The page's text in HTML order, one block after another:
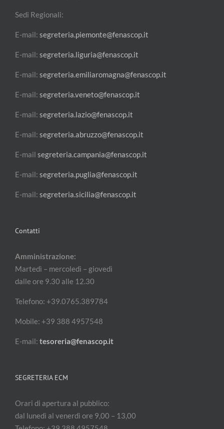
Sedi Regionali:
E-mail: segreteria.piemonte@fenascop.it
E-mail: segreteria.liguria@fenascop.it
E-mail: segreteria.emiliaromagna@fenascop.it
E-mail: segreteria.veneto@fenascop.it
E-mail: segreteria.lazio@fenascop.it
E-mail: segreteria.abruzzo@fenascop.it
E-mail segreteria.campania@fenascop.it
E-mail: segreteria.puglia@fenascop.it
E-mail: segreteria.sicilia@fenascop.it
Contatti
Amministrazione:
Martedì – mercoledì – giovedì
dalle ore 9.30 alle 12.30
Telefono: +39.0765.389784
Mobile: +39 388 4957548
E-mail: tesoreria@fenascop.it
SEGRETERIA ECM
Orari di apertura al pubblico:
dal lunedì al venerdì ore 9,00 – 13,00